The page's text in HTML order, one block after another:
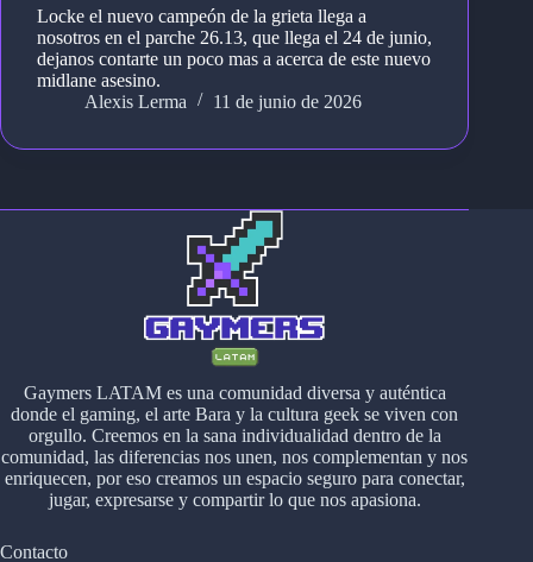
Locke el nuevo campeón de la grieta llega a
nosotros en el parche 26.13, que llega el 24 de junio,
dejanos contarte un poco mas a acerca de este nuevo
midlane asesino.
Alexis Lerma
11 de junio de 2026
Gaymers LATAM es una comunidad diversa y auténtica
donde el gaming, el arte Bara y la cultura geek se viven con
orgullo. Creemos en la sana individualidad dentro de la
comunidad, las diferencias nos unen, nos complementan y nos
enriquecen, por eso creamos un espacio seguro para conectar,
jugar, expresarse y compartir lo que nos apasiona.
Contacto